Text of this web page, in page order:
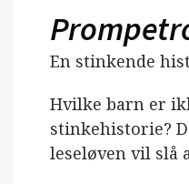
En stinkende
Hvilke barn er
stinkehistorie?
leseløven vil slå